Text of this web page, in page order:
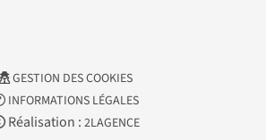
GESTION DES COOKIES
INFORMATIONS LÉGALES
Réalisation : 2LAGENCE